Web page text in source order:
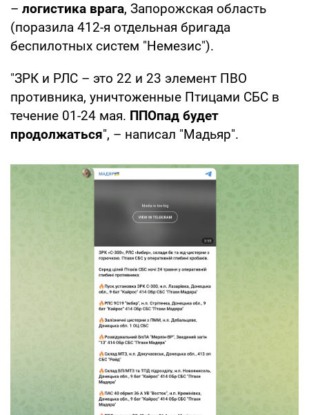
– логистика врага, Запорожская область
(поразила 412-я отдельная бригада
беспилотных систем "Немезис").
"ЗРК и РЛС – это 22 и 23 элемент ПВО
противника, уничтоженные Птицами СБС в
течение 01-24 мая. ППОпад будет
продолжаться", – написал "Мадьяр".